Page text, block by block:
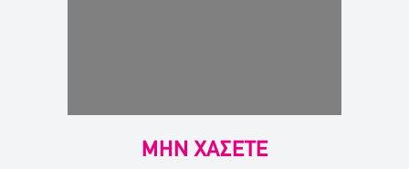
ΜΗΝ ΧΑΣΕΤΕ